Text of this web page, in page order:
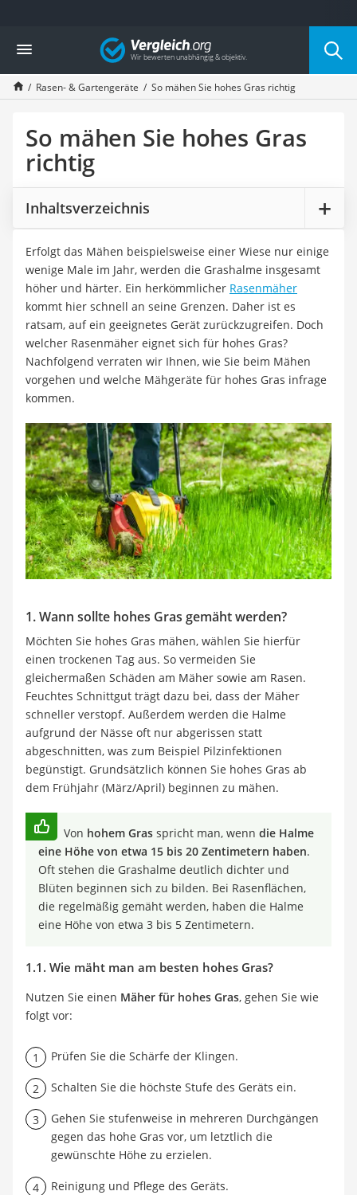
Die beliebtesten Vergleiche nach Kategorie
Baumarkt
Tresor feuerfest
Makita-Akku-Rasenmäher
Smartes Türschloss
Akku-Rasentrimmer
Feuchtigkeitsmessgerät
Split-Klimaanlage 2 Innengeräte
Pelletofen
Bohrmaschine
Fliesenschneider
Hochdruckreiniger
Doppelschleifer
Überwachungskamera
Benzinrasenmäher mit Elektrostart
Akku-Laubsauger
Löschdecke
Multimeter
Winterharte Palmen
Gasdurchlauferhitzer
Service
Vergleich
Rasen- & Gartengeräte So mähen Sie hohes Gras richtig
So mähen Sie hohes Gras
richtig
Inhaltsverzeichnis
Erfolgt das Mähen beispielsweise einer Wiese nur einige
wenige Male im Jahr, werden die Grashalme insgesamt
höher und härter. Ein herkömmlicher Rasenmäher
kommt hier schnell an seine Grenzen. Daher ist es
ratsam, auf ein geeignetes Gerät zurückzugreifen. Doch
welcher Rasenmäher eignet sich für hohes Gras?
Nachfolgend verraten wir Ihnen, wie Sie beim Mähen
vorgehen und welche Mähgeräte für hohes Gras infrage
kommen.
1. Wann sollte hohes Gras gemäht werden?
Möchten Sie hohes Gras mähen, wählen Sie hierfür
einen trockenen Tag aus. So vermeiden Sie
gleichermaßen Schäden am Mäher sowie am Rasen.
Feuchtes Schnittgut trägt dazu bei, dass der Mäher
schneller verstopf. Außerdem werden die Halme
aufgrund der Nässe oft nur abgerissen statt
abgeschnitten, was zum Beispiel Pilzinfektionen
begünstigt. Grundsätzlich können Sie hohes Gras ab
dem Frühjahr (März/April) beginnen zu mähen.
Von hohem Gras spricht man, wenn die Halme
eine Höhe von etwa 15 bis 20 Zentimetern haben.
Oft stehen die Grashalme deutlich dichter und
Blüten beginnen sich zu bilden. Bei Rasenflächen,
die regelmäßig gemäht werden, haben die Halme
eine Höhe von etwa 3 bis 5 Zentimetern.
1.1. Wie mäht man am besten hohes Gras?
Nutzen Sie einen Mäher für hohes Gras, gehen Sie wie
folgt vor:
Prüfen Sie die Schärfe der Klingen.
Schalten Sie die höchste Stufe des Geräts ein.
Gehen Sie stufenweise in mehreren Durchgängen
gegen das hohe Gras vor, um letztlich die
gewünschte Höhe zu erzielen.
Reinigung und Pflege des Geräts.